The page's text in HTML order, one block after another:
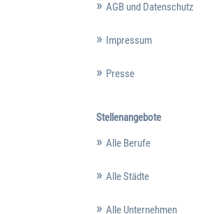
AGB und Datenschutz
Impressum
Presse
Stellenangebote
Alle Berufe
Alle Städte
Alle Unternehmen